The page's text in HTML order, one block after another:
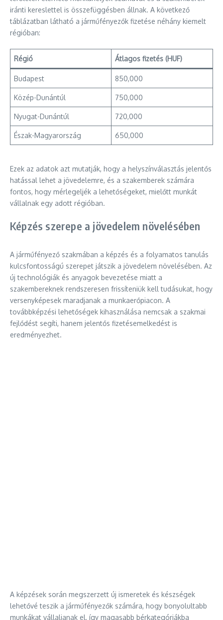
iránti kereslettel is összefüggésben állnak. A következő
táblázatban látható a járműfényezők fizetése néhány kiemelt
régióban:
Régió Átlagos fizetés (HUF)
Budapest 850,000
Közép-Dunántúl 750,000
Nyugat-Dunántúl 720,000
Észak-Magyarország 650,000
Ezek az adatok azt mutatják, hogy a helyszínválasztás jelentős
hatással lehet a jövedelemre, és a szakemberek számára
fontos, hogy mérlegeljék a lehetőségeket, mielőtt munkát
vállalnak egy adott régióban.
Képzés szerepe a jövedelem növelésében
A járműfényező szakmában a képzés és a folyamatos tanulás
kulcsfontosságú szerepet játszik a jövedelem növelésében. Az
új technológiák és anyagok bevezetése miatt a
szakembereknek rendszeresen frissíteniük kell tudásukat, hogy
versenyképesek maradjanak a munkaerőpiacon. A
továbbképzési lehetőségek kihasználása nemcsak a szakmai
fejlődést segíti, hanem jelentős fizetésemelkedést is
eredményezhet.
A képzések során megszerzett új ismeretek és készségek
lehetővé teszik a járműfényezők számára, hogy bonyolultabb
munkákat vállaljanak el, így magasabb bérkategóriákba